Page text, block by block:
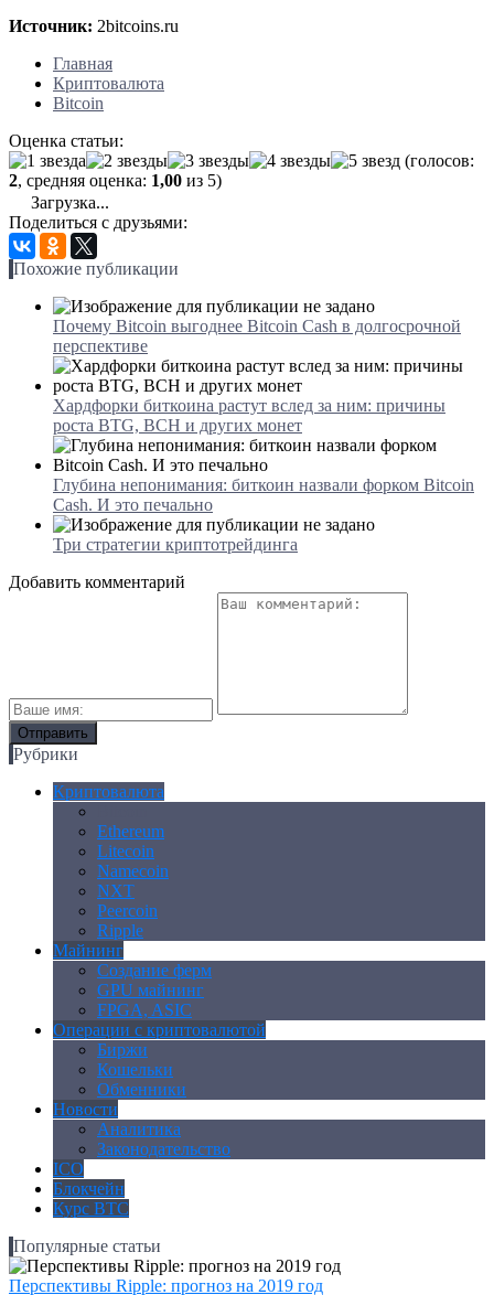
Источник: 2bitcoins.ru
Главная
Криптовалюта
Bitcoin
Оценка статьи:
(голосов:
2, средняя оценка: 1,00 из 5)
Загрузка...
Поделиться с друзьями:
Похожие публикации
Почему Bitcoin выгоднее Bitcoin Cash в долгосрочной
перспективе
Хардфорки биткоина растут вслед за ним: причины
роста BTG, BCH и других монет
Глубина непонимания: биткоин назвали форком Bitcoin
Cash. И это печально
Три стратегии криптотрейдинга
Добавить комментарий
Рубрики
Криптовалюта
Ethereum
Litecoin
Namecoin
NXT
Peercoin
Ripple
Майнинг
Создание ферм
GPU майнинг
FPGA, ASIC
Операции с криптовалютой
Биржи
Кошельки
Обменники
Новости
Аналитика
Законодательство
ICO
Блокчейн
Курс BTC
Популярные статьи
Перспективы Ripple: прогноз на 2019 год